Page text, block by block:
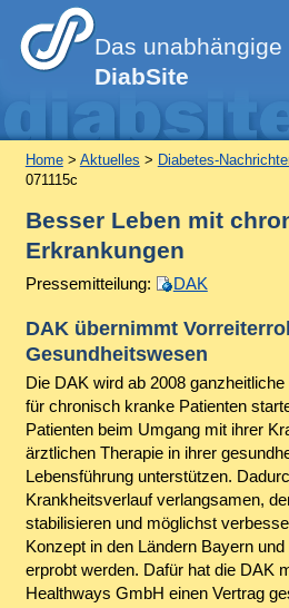
Das
DiabSite
Home> Aktuelles > Diabetes-
071115c
Besser Leben mit
Erkrankungen
Pressemitteilung: DAK
DAK übernimmt
Gesundheitswesen
Die DAK wird ab 2008
für chronisch kranke Patienten
Patienten beim Umgang mit ihrer
ärztlichen Therapie in ihrer
Lebensführung unterstützen.
Krankheitsverlauf verlangsamen,
stabilisieren und möglichst
Konzept in den Ländern Bayern
erprobt werden. Dafür hat die DAK
Healthways GmbH einen Vertrag